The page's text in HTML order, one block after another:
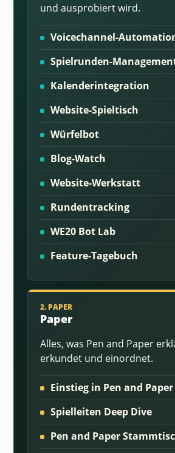
und ausprobiert wird.
Voicechannel-
Spielrunden-
Kalenderintegration
Website-Spieltisch
Würfelbot
Blog-Watch
Website-Werkstatt
Rundentracking
WE20 Bot Lab
Feature-Tagebuch
2. PAPER
Paper
Alles, was Pen and Paper
erkundet und einordnet.
Einstieg in Pen and Paper
Spielleiten Deep Dive
Pen and Paper